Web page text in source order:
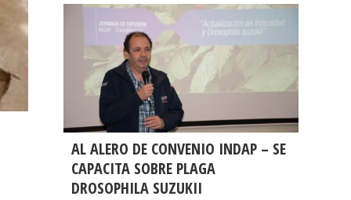
AL ALERO DE CONVENIO INDAP – SE
CAPACITA SOBRE PLAGA
DROSOPHILA SUZUKII